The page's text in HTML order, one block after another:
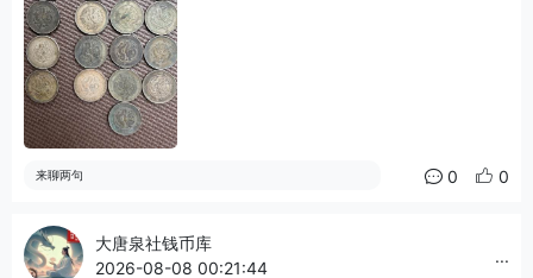
来聊两句 0 0
大唐泉社钱币库
2026-08-08 00:21:44
...